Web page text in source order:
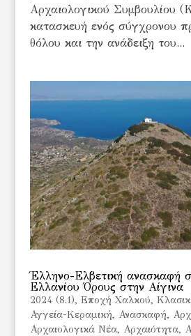
Αρχαιολογικού Συμβουλίου
κατασκευή ενός σύγχρονου
θόλου και την ανάδειξη του...
Έλληνο-Ελβετική ανασκαφή
Ελλανίου Όρους στην Αίγινα
2024 (8.1), Eποχή Χαλκού,
Αγγεία-Κεραμική, Ανασκαφή,
Αρχαιολογικά Νέα, Αρχαιότητα,